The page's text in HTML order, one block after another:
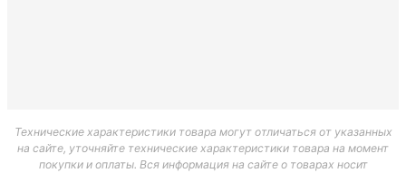
Технические характеристики товара могут отличаться от указанных
на сайте, уточняйте технические характеристики товара на момент
покупки и оплаты. Вся информация на сайте о товарах носит